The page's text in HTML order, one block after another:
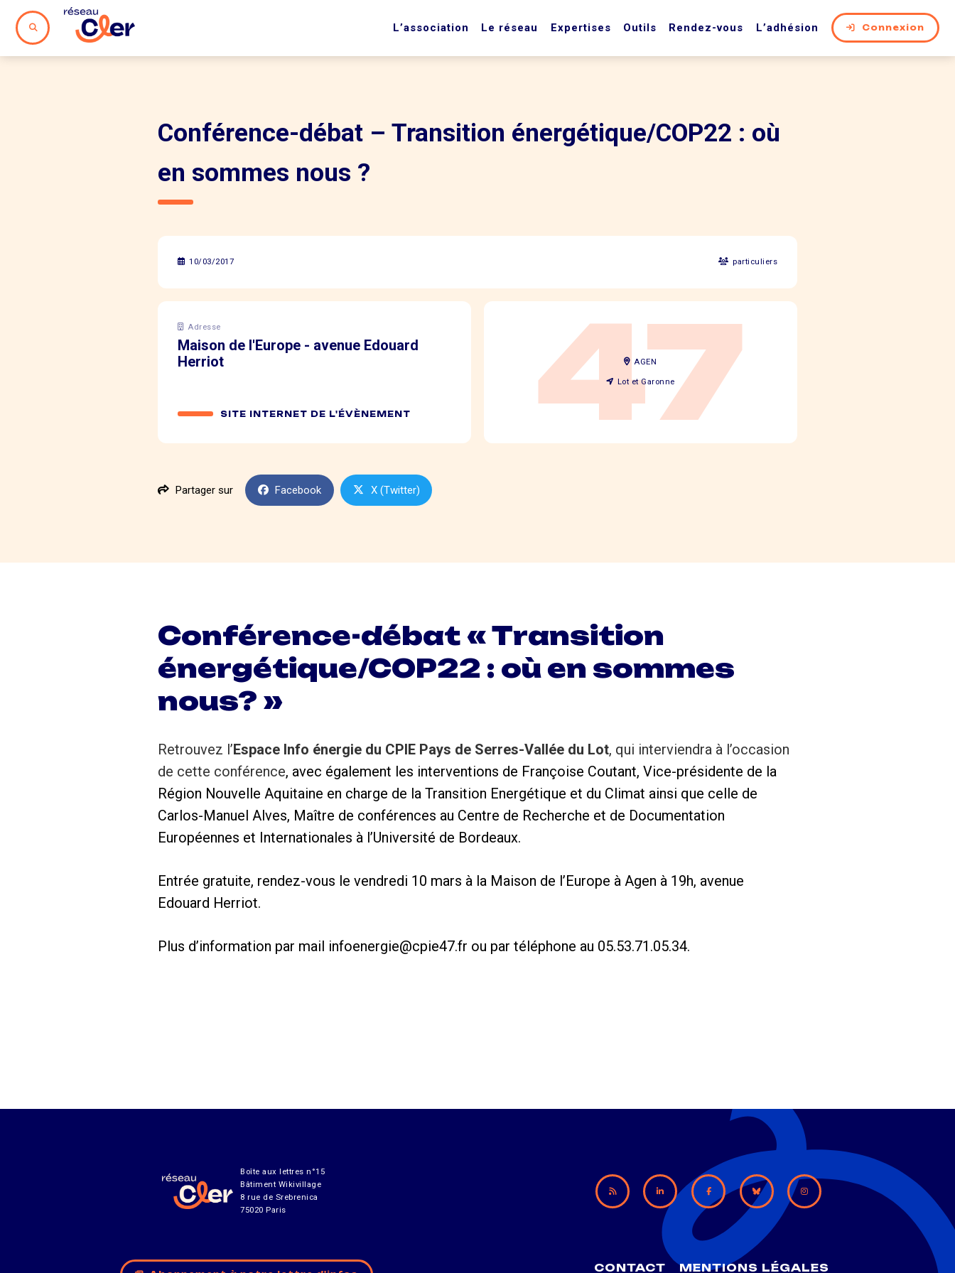
L’association Le réseau Expertises Outils Rendez-vous L’adhésion Connexion
Conférence-débat – Transition énergétique/COP22 : où
en sommes nous ?
10/03/2017 particuliers
Adresse
Maison de l'Europe - avenue Edouard
Herriot
SITE INTERNET DE L'ÉVÈNEMENT 47
AGEN
Lot et Garonne
Partager sur Facebook X (Twitter)
Conférence-débat « Transition
énergétique/COP22 : où en sommes
nous? »
Retrouvez l’Espace Info énergie du CPIE Pays de Serres-Vallée du Lot, qui interviendra à l’occasion
de cette conférence, avec également les interventions de Françoise Coutant, Vice-présidente de la
Région Nouvelle Aquitaine en charge de la Transition Energétique et du Climat ainsi que celle de
Carlos-Manuel Alves, Maître de conférences au Centre de Recherche et de Documentation
Européennes et Internationales à l’Université de Bordeaux.
Entrée gratuite, rendez-vous le vendredi 10 mars à la Maison de l’Europe à Agen à 19h, avenue
Edouard Herriot.
Plus d’information par mail infoenergie@cpie47.fr ou par téléphone au 05.53.71.05.34.
Boîte aux lettres n°15
Bâtiment Wikivillage
8 rue de Srebrenica
75020 Paris
CONTACT MENTIONS LÉGALES